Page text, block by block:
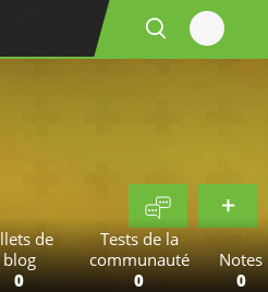
de
blog
0
Tests de la
communauté
0
Notes
0